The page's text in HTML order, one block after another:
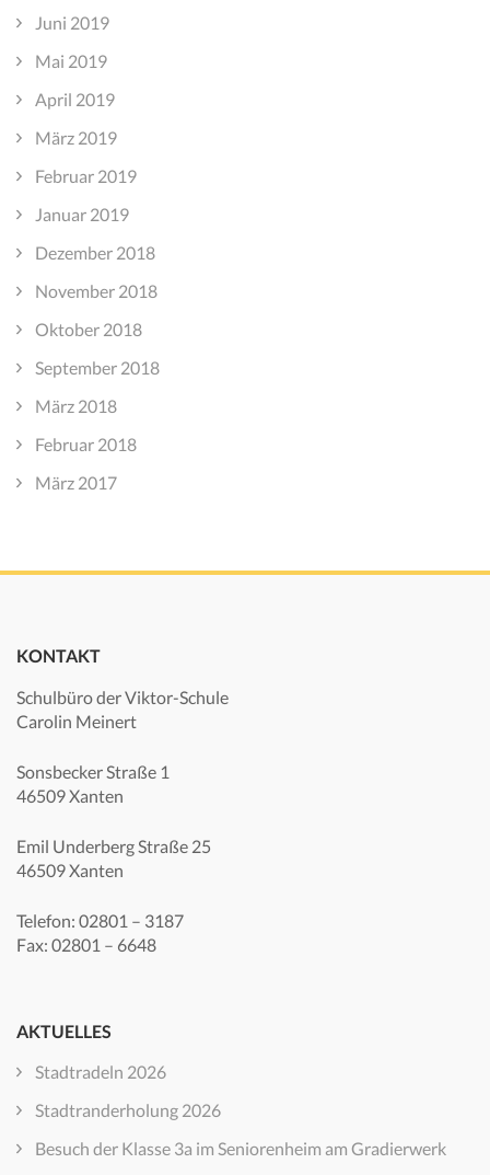
Juni 2019
Mai 2019
April 2019
März 2019
Februar 2019
Januar 2019
Dezember 2018
November 2018
Oktober 2018
September 2018
März 2018
Februar 2018
März 2017
KONTAKT
Schulbüro der Viktor-Schule
Carolin Meinert
Sonsbecker Straße 1
46509 Xanten
Emil Underberg Straße 25
46509 Xanten
Telefon: 02801 – 3187
Fax: 02801 – 6648
AKTUELLES
Stadtradeln 2026
Stadtranderholung 2026
Besuch der Klasse 3a im Seniorenheim am Gradierwerk